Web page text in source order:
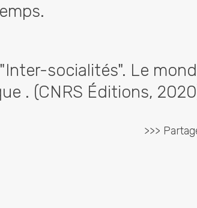
socialités". Le
. (CNRS Éditions,
>>>